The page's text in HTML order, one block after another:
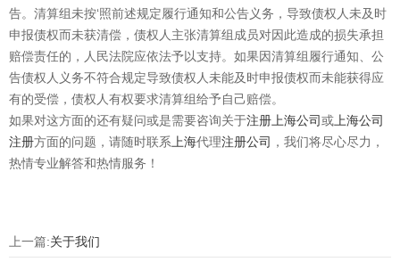
告。清算组未按‘照前述规定履行通知和公告义务，导致债权人未及时
申报债权而未获清偿，债权人主张清算组成员对因此造成的损失承担
赔偿责任的，人民法院应依法予以支持。如果因清算组履行通知、公
告债权人义务不符合规定导致债权人未能及时申报债权而未能获得应
有的受偿，债权人有权要求清算组给予自己赔偿。
如果对这方面的还有疑问或是需要咨询关于注册上海公司或 上海公司
注册方面的问题，请随时联系 上海代理注册公司 ，我们将尽心尽力，
热情专业解答和热情服务！
上一篇:关于我们